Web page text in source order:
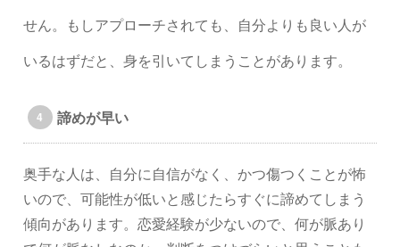
せん。もしアプローチされても、自分よりも良い人が
いるはずだと、身を引いてしまうことがあります。
諦めが早い
奥手な人は、自分に自信がなく、かつ傷つくことが怖
いので、可能性が低いと感じたらすぐに諦めてしまう
傾向があります。恋愛経験が少ないので、何が脈あり